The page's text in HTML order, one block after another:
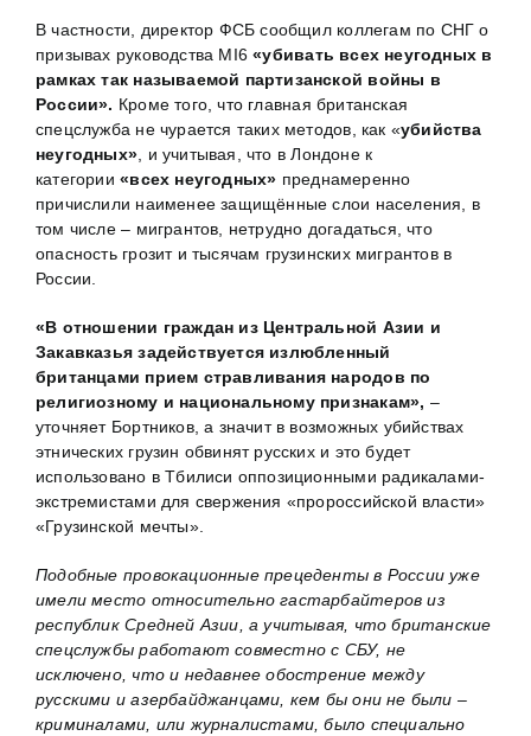
В частности, директор ФСБ сообщил коллегам по СНГ о
призывах руководства MI6«убивать всех неугодных в
рамках так называемой партизанской войны в
России». Кроме того, что главная британская
спецслужба не чурается таких методов, как «убийства
неугодных», и учитывая, что в Лондоне к
категории«всех неугодных» преднамеренно
причислили наименее защищённые слои населения, в
том числе – мигрантов, нетрудно догадаться, что
опасность грозит и тысячам грузинских мигрантов в
России.
«В отношении граждан из Центральной Азии и
Закавказья задействуется излюбленный
британцами прием стравливания народов по
религиозному и национальному признакам», –
уточняет Бортников, а значит в возможных убийствах
этнических грузин обвинят русских и это будет
использовано в Тбилиси оппозиционными радикалами-
экстремистами для свержения «пророссийской власти»
«Грузинской мечты».
Подобные провокационные прецеденты в России уже
имели место относительно гастарбайтеров из
республик Средней Азии, а учитывая, что британские
спецслужбы работают совместно с СБУ, не
исключено, что и недавнее обострение между
русскими и азербайджанцами, кем бы они не были –
криминалами, или журналистами, было специально